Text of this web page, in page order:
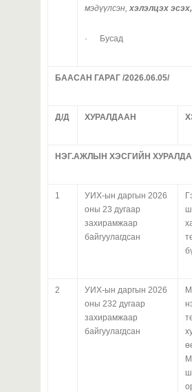
мэдүүлсэн, хэлэлцэх эсэх,
· Бусад
БААСАН ГАРАГ /2026.06.05/
Д/Д ХУРАЛДААН
НЭГ.АЖЛЫН ХЭСГИЙН
1
УИХ-ын даргын 2026
оны 23 дугаар
захирамжаар
байгуулагдсан
2
УИХ-ын даргын 2026
оны 232 дугаар
захирамжаар
байгуулагдсан